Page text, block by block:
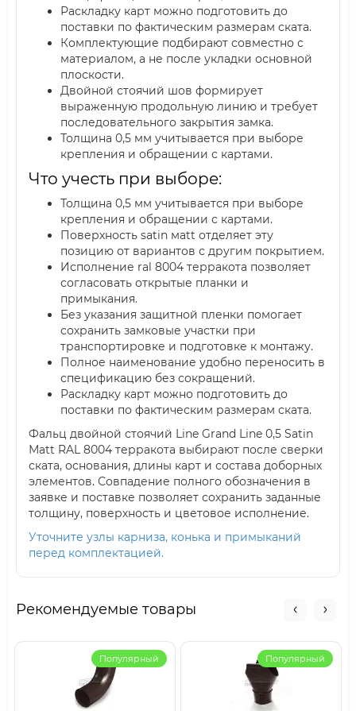
Раскладку карт можно подготовить до
поставки по фактическим размерам ската.
Комплектующие подбирают совместно с
материалом, а не после укладки основной
плоскости.
Двойной стоячий шов формирует
выраженную продольную линию и требует
последовательного закрытия замка.
Толщина 0,5 мм учитывается при выборе
крепления и обращении с картами.
Что учесть при выборе:
Толщина 0,5 мм учитывается при выборе
крепления и обращении с картами.
Поверхность satin мatt отделяет эту
позицию от вариантов с другим покрытием.
Исполнение ral 8004 терракота позволяет
согласовать открытые планки и
примыкания.
Без указания защитной пленки помогает
сохранить замковые участки при
транспортировке и подготовке к монтажу.
Полное наименование удобно переносить в
спецификацию без сокращений.
Раскладку карт можно подготовить до
поставки по фактическим размерам ската.
Фальц двойной стоячий Line Grand Line 0,5 Satin
Мatt RAL 8004 терракота выбирают после сверки
ската, основания, длины карт и состава доборных
элементов. Совпадение полного обозначения в
заявке и поставке позволяет сохранить заданные
толщину, поверхность и цветовое исполнение.
Уточните узлы карниза, конька и примыканий
перед комплектацией.
Рекомендуемые товары
Популярный Популярный